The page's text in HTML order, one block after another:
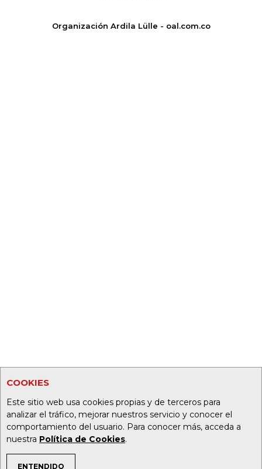
COOKIES
Este sitio web usa cookies propias y de terceros para
analizar el tráfico, mejorar nuestros servicio y conocer el
comportamiento del usuario. Para conocer más, acceda a
nuestra Política de Cookies.
ENTENDIDO
Organización Ardila Lülle - oal.com.co